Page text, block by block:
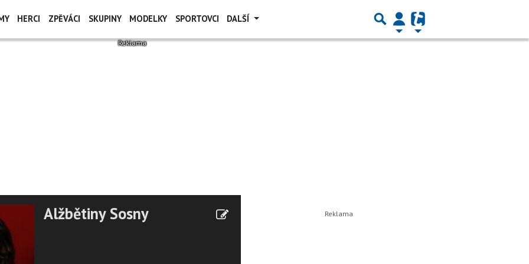
HERCI ZPĚVÁCI SKUPINY MODELKY SPORTOVCI DALŠÍ
Alžbětiny Sosny